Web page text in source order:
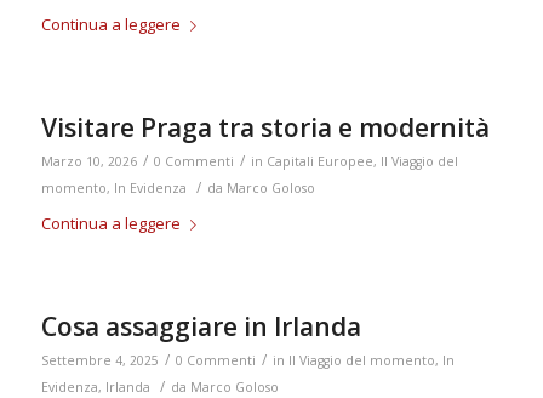
Continua a leggere
Visitare Praga tra storia e modernità
Marzo 10, 2026 / 0 Commenti / in Capitali Europee, Il Viaggio del
momento, In Evidenza / da Marco Goloso
Continua a leggere
Cosa assaggiare in Irlanda
Settembre 4, 2025 / 0 Commenti / in Il Viaggio del momento, In
Evidenza, Irlanda / da Marco Goloso